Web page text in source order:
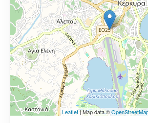
Leaflet| Map data ©